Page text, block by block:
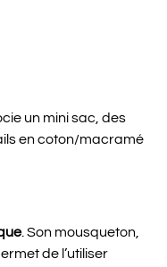
un mini sac, des
en coton/macramé
. Son mousqueton,
de l’utiliser